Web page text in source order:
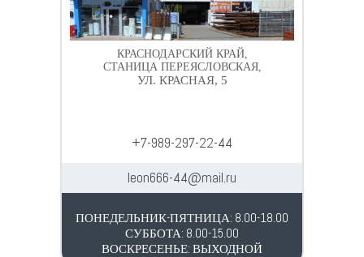
КРАСНОДАРСКИЙ КРАЙ,
СТАНИЦА ПЕРЕЯСЛОВСКАЯ,
УЛ. КРАСНАЯ, 5
+7-989-297-22-44
leon666-44@mail.ru
ПОНЕДЕЛЬНИК-ПЯТНИЦА: 8.00-18.00
СУББОТА: 8.00-15.00
ВОСКРЕСЕНЬЕ: ВЫХОДНОЙ